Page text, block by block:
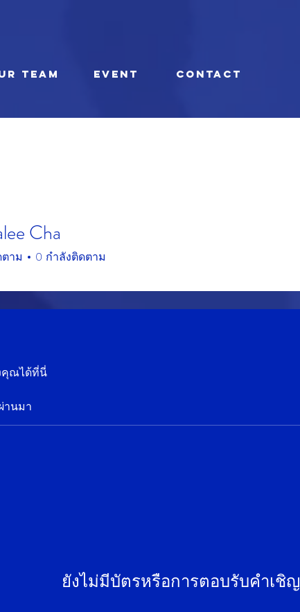
TEAM EVENT CONTACT
คุณได้ที่นี่
านมา
ยังไม่มีบัตรหรือการตอบรับคำเชิญ
Cha
าม 0 กำลังติดตาม